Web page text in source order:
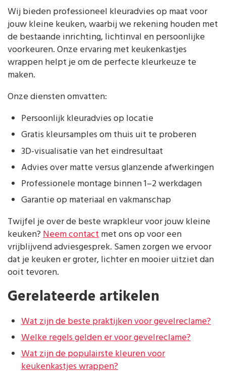
Wij bieden professioneel kleuradvies op maat voor
jouw kleine keuken, waarbij we rekening houden met
de bestaande inrichting, lichtinval en persoonlijke
voorkeuren. Onze ervaring met keukenkastjes
wrappen helpt je om de perfecte kleurkeuze te
maken.
Onze diensten omvatten:
Persoonlijk kleuradvies op locatie
Gratis kleursamples om thuis uit te proberen
3D-visualisatie van het eindresultaat
Advies over matte versus glanzende afwerkingen
Professionele montage binnen 1–2 werkdagen
Garantie op materiaal en vakmanschap
Twijfel je over de beste wrapkleur voor jouw kleine
keuken?Neem contactmet ons op voor een
vrijblijvend adviesgesprek. Samen zorgen we ervoor
dat je keuken er groter, lichter en mooier uitziet dan
ooit tevoren.
Gerelateerde artikelen
Wat zijn de beste praktijken voor gevelreclame?
Welke regels gelden er voor gevelreclame?
Wat zijn de populairste kleuren voor
keukenkastjes wrappen?